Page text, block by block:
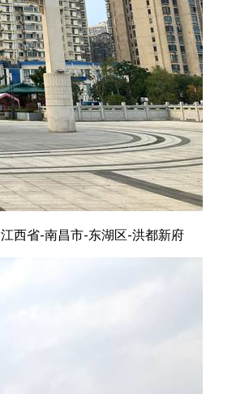
江西省-南昌市-东湖区-洪都新府